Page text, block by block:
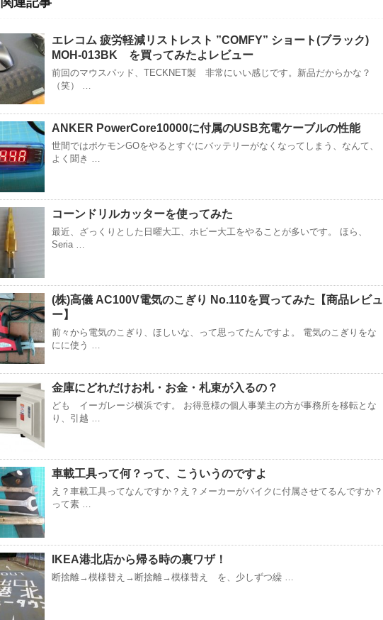
エレコム 疲労軽減リストレスト ”COMFY” ショート(ブラック)
MOH-013BK を買ってみたよレビュー
前回のマウスパッド、TECKNET製 非常にいい感じです。新品だからかな？
（笑） …
ANKER PowerCore10000に付属のUSB充電ケーブルの性能
世間ではポケモンGOをやるとすぐにバッテリーがなくなってしまう、なんて、
よく聞き …
コーンドリルカッターを使ってみた
最近、ざっくりとした日曜大工、ホビー大工をやることが多いです。 ほら、
Seria …
(株)高儀 AC100V電気のこぎり No.110を買ってみた【商品レビュ
ー】
前々から電気のこぎり、ほしいな、って思ってたんですよ。 電気のこぎりをな
にに使う …
金庫にどれだけお札・お金・札束が入るの？
ども イーガレージ横浜です。 お得意様の個人事業主の方が事務所を移転とな
り、引越 …
車載工具って何？って、こういうのですよ
え？車載工具ってなんですか？え？メーカーがバイクに付属させてるんですか？
って素 …
IKEA港北店から帰る時の裏ワザ！
断捨離→模様替え→断捨離→模様替え を、少しずつ繰 …